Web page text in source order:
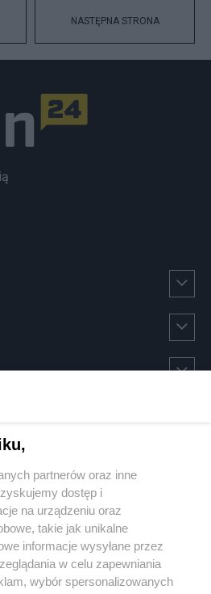
NASTĘPNA STRONA
partnerów oraz inne
dostęp i
na urządzeniu oraz
takie jak unikalne
informacje wysyłane przez
w celu zapewniania
wybór spersonalizowanych